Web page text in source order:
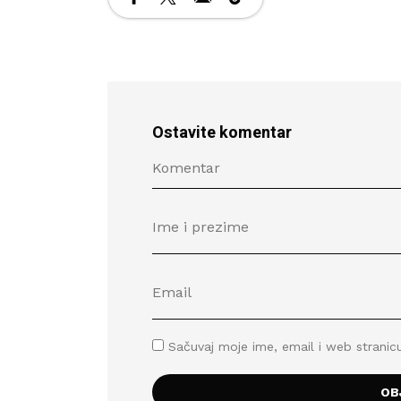
Ostavite komentar
Sačuvaj moje ime, email i web